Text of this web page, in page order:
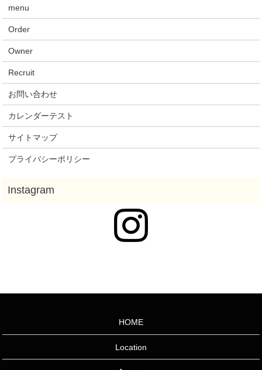
menu
Order
Owner
Recruit
お問い合わせ
カレンダーテスト
サイトマップ
プライバシーポリシー
HOME
Location